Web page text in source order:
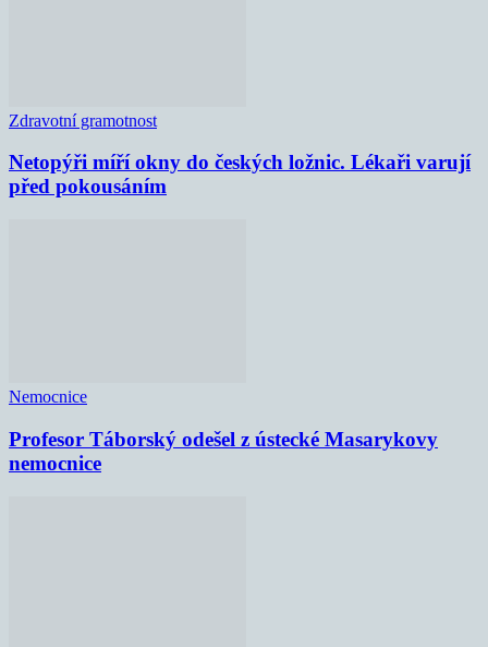
Zdravotní gramotnost
Netopýři míří okny do českých ložnic. Lékaři varují
před pokousáním
Nemocnice
Profesor Táborský odešel z ústecké Masarykovy
nemocnice